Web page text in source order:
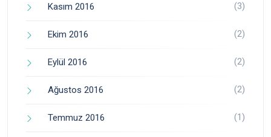
Kasım 2016 (3)
Ekim 2016 (2)
Eylül 2016 (2)
Ağustos 2016 (2)
Temmuz 2016 (1)